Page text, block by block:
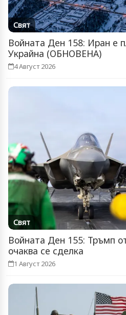
Свят
Войната Ден 158: Иран е
Украйна (ОБНОВЕНА)
4 Август 2026
Свят
Войната Ден 155: Тръмп
очаква се сделка
1 Август 2026